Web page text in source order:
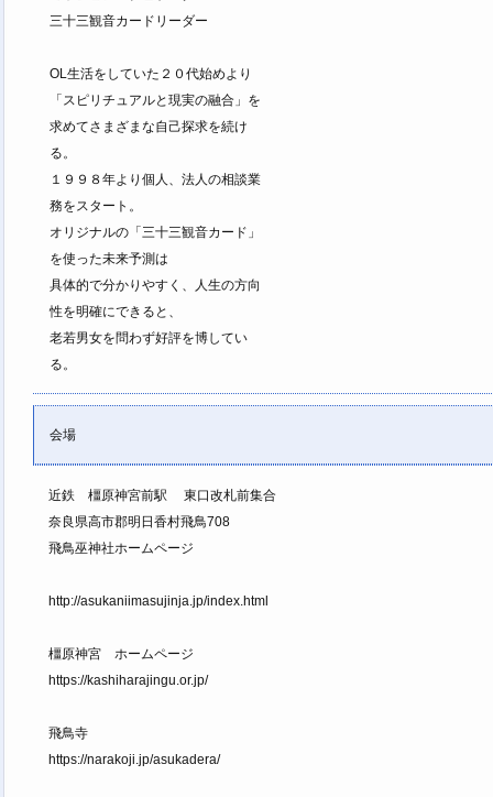
三十三観音カードリーダー
OL生活をしていた２０代始めより
「スピリチュアルと現実の融合」を
求めてさまざまな自己探求を続け
る。
１９９８年より個人、法人の相談業
務をスタート。
オリジナルの「三十三観音カード」
を使った未来予測は
具体的で分かりやすく、人生の方向
性を明確にできると、
老若男女を問わず好評を博してい
る。
会場
近鉄 橿原神宮前駅 東口改札前集合
奈良県高市郡明日香村飛鳥708
飛鳥巫神社ホームページ
http://asukaniimasujinja.jp/index.html
橿原神宮 ホームページ
https://kashiharajingu.or.jp/
飛鳥寺
https://narakoji.jp/asukadera/